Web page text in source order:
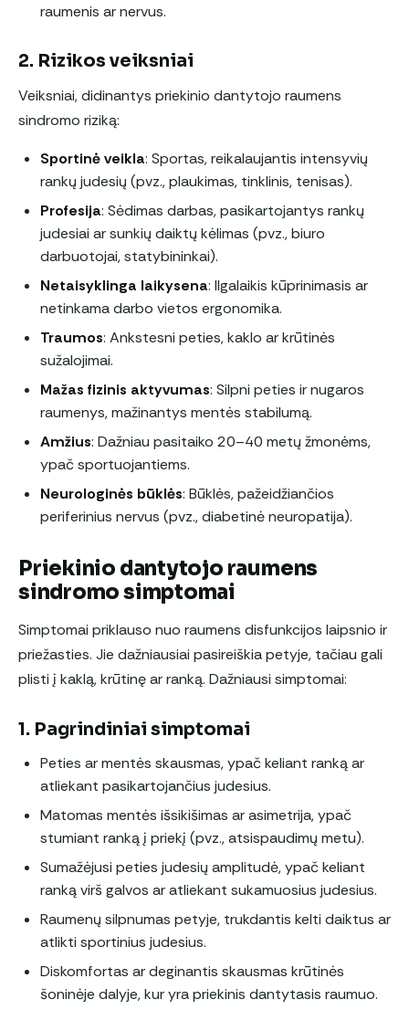
raumenis ar nervus.
2. Rizikos veiksniai
Veiksniai, didinantys priekinio dantytojo raumens
sindromo riziką:
Sportinė veikla: Sportas, reikalaujantis intensyvių
rankų judesių (pvz., plaukimas, tinklinis, tenisas).
Profesija: Sėdimas darbas, pasikartojantys rankų
judesiai ar sunkių daiktų kėlimas (pvz., biuro
darbuotojai, statybininkai).
Netaisyklinga laikysena: Ilgalaikis kūprinimasis ar
netinkama darbo vietos ergonomika.
Traumos: Ankstesni peties, kaklo ar krūtinės
sužalojimai.
Mažas fizinis aktyvumas: Silpni peties ir nugaros
raumenys, mažinantys mentės stabilumą.
Amžius: Dažniau pasitaiko 20–40 metų žmonėms,
ypač sportuojantiems.
Neurologinės būklės: Būklės, pažeidžiančios
periferinius nervus (pvz., diabetinė neuropatija).
Priekinio dantytojo raumens
sindromo simptomai
Simptomai priklauso nuo raumens disfunkcijos laipsnio ir
priežasties. Jie dažniausiai pasireiškia petyje, tačiau gali
plisti į kaklą, krūtinę ar ranką. Dažniausi simptomai:
1. Pagrindiniai simptomai
Peties ar mentės skausmas, ypač keliant ranką ar
atliekant pasikartojančius judesius.
Matomas mentės išsikišimas ar asimetrija, ypač
stumiant ranką į priekį (pvz., atsispaudimų metu).
Sumažėjusi peties judesių amplitudė, ypač keliant
ranką virš galvos ar atliekant sukamuosius judesius.
Raumenų silpnumas petyje, trukdantis kelti daiktus ar
atlikti sportinius judesius.
Diskomfortas ar deginantis skausmas krūtinės
šoninėje dalyje, kur yra priekinis dantytasis raumuo.